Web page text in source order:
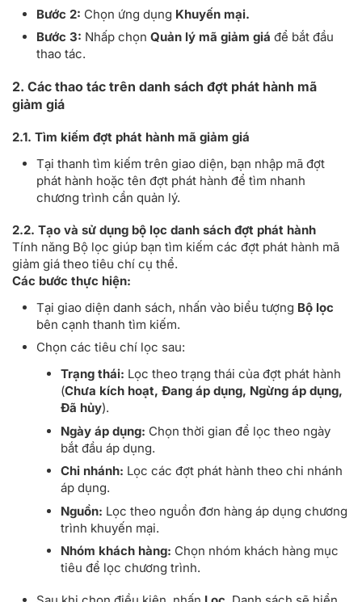
Bước 2: Chọn ứng dụng Khuyến mại.
Bước 3: Nhấp chọn Quản lý mã giảm giá để bắt đầu
thao tác.
2. Các thao tác trên danh sách đợt phát hành mã
giảm giá
2.1. Tìm kiếm đợt phát hành mã giảm giá
Tại thanh tìm kiếm trên giao diện, bạn nhập mã đợt
phát hành hoặc tên đợt phát hành để tìm nhanh
chương trình cần quản lý.
2.2. Tạo và sử dụng bộ lọc danh sách đợt phát hành
Tính năng Bộ lọc giúp bạn tìm kiếm các đợt phát hành mã
giảm giá theo tiêu chí cụ thể.
Các bước thực hiện:
Tại giao diện danh sách, nhấn vào biểu tượng Bộ lọc
bên cạnh thanh tìm kiếm.
Chọn các tiêu chí lọc sau:
Trạng thái: Lọc theo trạng thái của đợt phát hành
(Chưa kích hoạt, Đang áp dụng, Ngừng áp dụng,
Đã hủy).
Ngày áp dụng: Chọn thời gian để lọc theo ngày
bắt đầu áp dụng.
Chi nhánh: Lọc các đợt phát hành theo chi nhánh
áp dụng.
Nguồn: Lọc theo nguồn đơn hàng áp dụng chương
trình khuyến mại.
Nhóm khách hàng: Chọn nhóm khách hàng mục
tiêu để lọc chương trình.